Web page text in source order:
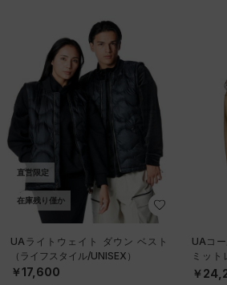
直営限定
在庫残り僅か
UAライトウェイト ダウン ベスト
（ライフスタイル/UNISEX）
￥17,600
UAコ
ミット
ル/
￥